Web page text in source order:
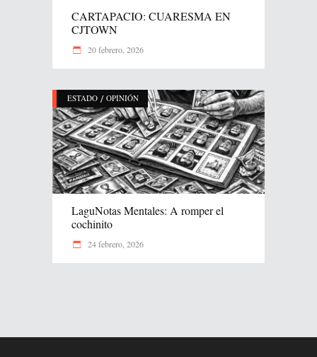
CARTAPACIO: CUARESMA EN
CJTOWN
20 febrero, 2026
ESTADO / OPINIÓN
LaguNotas Mentales: A romper el
cochinito
24 febrero, 2026